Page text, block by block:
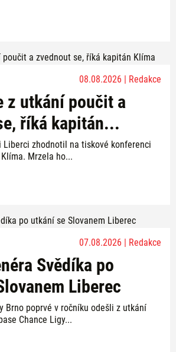
08.08.2026 | Redakce
z utkání poučit a
říká kapitán...
zhodnotil na tiskové konferenci
Mrzela ho...
07.08.2026 | Redakce
Svědíka po
Liberec
Brno poprvé v ročníku odešli z utkání
Chance Ligy...